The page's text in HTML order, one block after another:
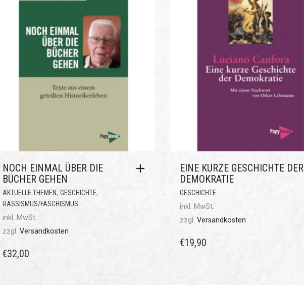
NOCH EINMAL ÜBER DIE
BÜCHER GEHEN
AKTUELLE THEMEN, GESCHICHTE,
RASSISMUS/FASCHISMUS
inkl. MwSt.
zzgl. Versandkosten
€32,00
EINE KURZE GESCHICHTE DER
DEMOKRATIE
GESCHICHTE
inkl. MwSt.
zzgl. Versandkosten
€19,90